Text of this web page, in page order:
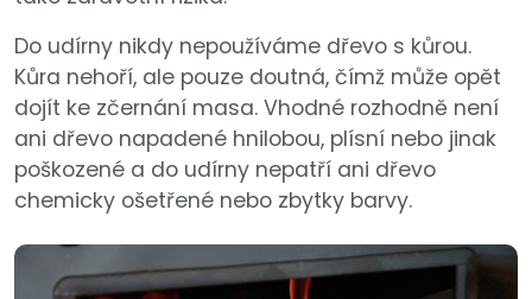
Do udírny nikdy nepoužíváme dřevo s kůrou.
Kůra nehoří, ale pouze doutná, čímž může opět
dojít ke zčernání masa. Vhodné rozhodně není
ani dřevo napadené hnilobou, plísní nebo jinak
poškozené a do udírny nepatří ani dřevo
chemicky ošetřené nebo zbytky barvy.